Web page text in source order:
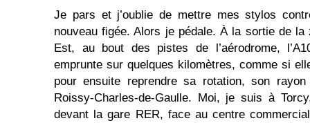
Je pars et j’oublie de mettre mes stylos
nouveau ﬁgée. Alors je pédale. À la sortie de
Est, au bout des pistes de l’aérodrome,
emprunte sur quelques kilomètres, comme si
pour ensuite reprendre sa rotation, son
Roissy-Charles-de-Gaulle. Moi, je suis à
devant la gare RER, face au centre